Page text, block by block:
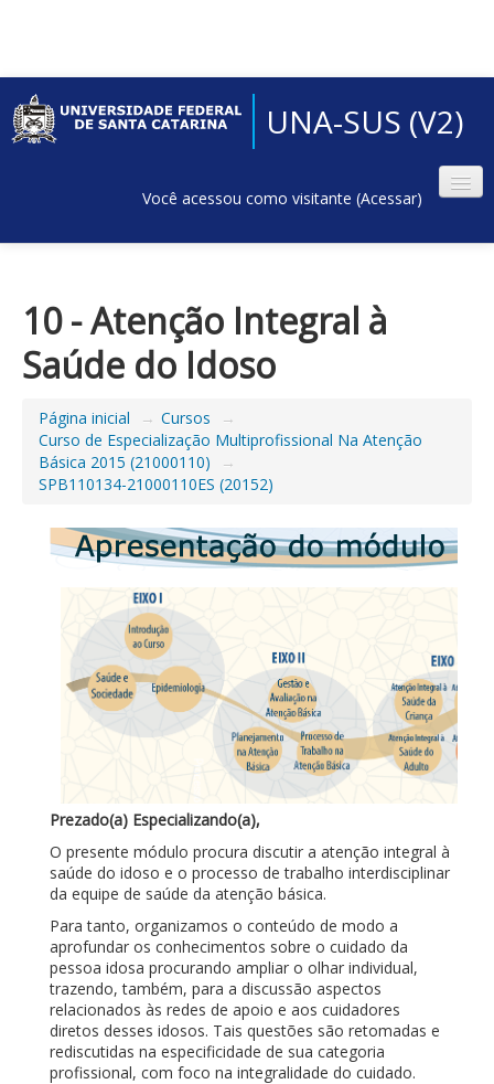
UNA-SUS (V2)
Você acessou como visitante (Acessar)
10 - Atenção Integral à
Saúde do Idoso
Página inicial → Cursos
→
Curso de Especialização Multiprofissional Na Atenção
Básica 2015 (21000110)
→
SPB110134-21000110ES (20152)
Prezado(a) Especializando(a),
O presente módulo procura discutir a atenção integral à
saúde do idoso e o processo de trabalho interdisciplinar
da equipe de saúde da atenção básica.
Para tanto, organizamos o conteúdo de modo a
aprofundar os conhecimentos sobre o cuidado da
pessoa idosa procurando ampliar o olhar individual,
trazendo, também, para a discussão aspectos
relacionados às redes de apoio e aos cuidadores
diretos desses idosos. Tais questões são retomadas e
rediscutidas na especificidade de sua categoria
profissional, com foco na integralidade do cuidado.